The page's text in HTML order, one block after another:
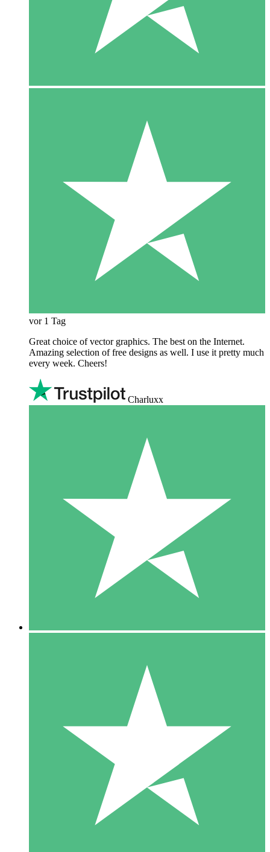
vor 1 Tag
Great choice of vector graphics. The best on the Internet.
Amazing selection of free designs as well. I use it pretty much
every week. Cheers!
Charluxx